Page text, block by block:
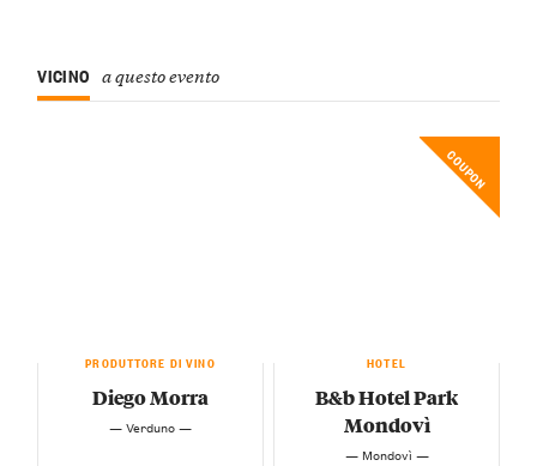
VICINO a questo evento
PRODUTTORE DI VINO
Diego Morra
— Verduno —
COUPON
HOTEL
B&b Hotel Park
Mondovì
— Mondovì —